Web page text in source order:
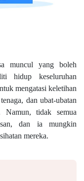
muncul yang boleh
hidup keseluruhan
mengatasi keletihan
dan ubat-ubatan
Namun, tidak semua
dan ia mungkin
mereka.